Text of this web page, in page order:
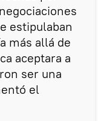
estipulaban
más allá de
aceptara a
ser una
el